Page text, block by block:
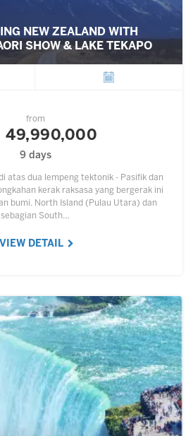
NEW ZEALAND WITH
SHOW & LAKE TEKAPO
from
49,990,000
9 days
atas dua lempeng tektonik - Pasifik dan
kerak raksasa yang bergerak ini
bumi. North Island (Pulau Utara) dan
sebagian South…
VIEW DETAIL